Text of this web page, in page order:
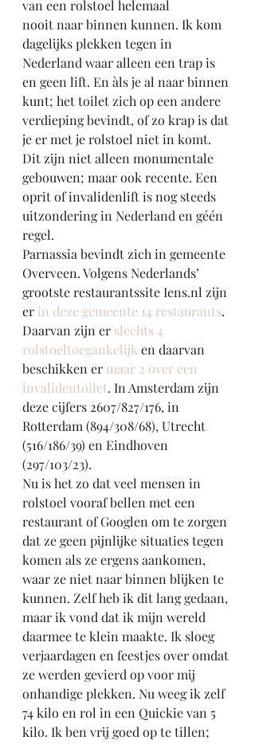
van een rolstoel helemaal
nooit naar binnen kunnen. Ik kom
dagelijks plekken tegen in
Nederland waar alleen een trap is
en geen lift. En àls je al naar binnen
kunt; het toilet zich op een andere
verdieping bevindt, of zo krap is dat
je er met je rolstoel niet in komt.
Dit zijn niet alleen monumentale
gebouwen; maar ook recente. Een
oprit of invalidenlift is nog steeds
uitzondering in Nederland en géén
regel.
Parnassia bevindt zich in gemeente
Overveen. Volgens Nederlands’
grootste restaurantssite Iens.nl zijn
er in deze gemeente 14 restaurants.
Daarvan zijn er slechts 4
rolstoeltoegankelijk en daarvan
beschikken er maar 2 over een
invalidentoilet. In Amsterdam zijn
deze cijfers 2607/827/176, in
Rotterdam (894/308/68), Utrecht
(516/186/39) en Eindhoven
(297/103/23).
Nu is het zo dat veel mensen in
rolstoel vooraf bellen met een
restaurant of Googlen om te zorgen
dat ze geen pijnlijke situaties tegen
komen als ze ergens aankomen,
waar ze niet naar binnen blijken te
kunnen. Zelf heb ik dit lang gedaan,
maar ik vond dat ik mijn wereld
daarmee te klein maakte. Ik sloeg
verjaardagen en feestjes over omdat
ze werden gevierd op voor mij
onhandige plekken. Nu weeg ik zelf
74 kilo en rol in een Quickie van 5
kilo. Ik ben vrij goed op te tillen;